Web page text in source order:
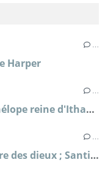
Harper
Le chant des déesses, tome 1, Pénélope reine d'Ithaque ; Claire North
Moi, Julia, tome 2, Julia ou la colère des dieux ; Santiago Posteguillo